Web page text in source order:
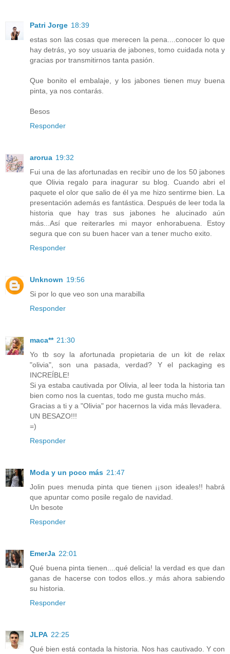
Patri Jorge 18:39
estas son las cosas que merecen la pena....conocer lo que
hay detrás, yo soy usuaria de jabones, tomo cuidada nota y
gracias por transmitirnos tanta pasión.
Que bonito el embalaje, y los jabones tienen muy buena
pinta, ya nos contarás.
Besos
Responder
arorua 19:32
Fui una de las afortunadas en recibir uno de los 50 jabones
que Olivia regalo para inagurar su blog. Cuando abri el
paquete el olor que salio de él ya me hizo sentirme bien. La
presentación además es fantástica. Después de leer toda la
historia que hay tras sus jabones he alucinado aún
más...Así que reiterarles mi mayor enhorabuena. Estoy
segura que con su buen hacer van a tener mucho exito.
Responder
Unknown 19:56
Si por lo que veo son una marabilla
Responder
maca** 21:30
Yo tb soy la afortunada propietaria de un kit de relax
"olivia", son una pasada, verdad? Y el packaging es
INCREÍBLE!
Si ya estaba cautivada por Olivia, al leer toda la historia tan
bien como nos la cuentas, todo me gusta mucho más.
Gracias a ti y a "Olivia" por hacernos la vida más llevadera.
UN BESAZO!!!
=)
Responder
Moda y un poco más 21:47
Jolin pues menuda pinta que tienen ¡¡son ideales!! habrá
que apuntar como posile regalo de navidad.
Un besote
Responder
EmerJa 22:01
Qué buena pinta tienen....qué delicia! la verdad es que dan
ganas de hacerse con todos ellos..y más ahora sabiendo
su historia.
Responder
JLPA 22:25
Qué bien está contada la historia. Nos has cautivado. Y con